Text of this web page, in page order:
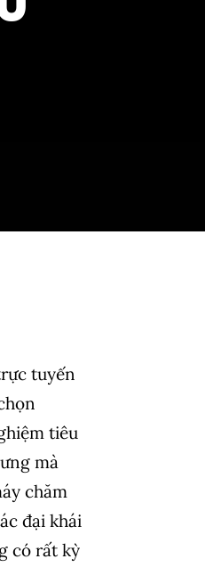
tuyến
tiêu
mà
chăm
đại khái
có rất kỳ